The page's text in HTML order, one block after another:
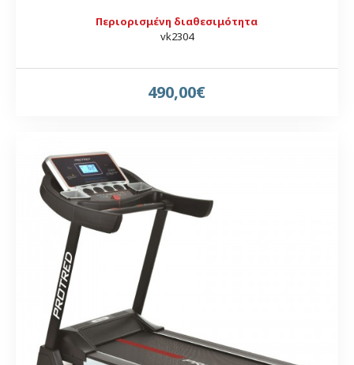
Περιορισμένη διαθεσιμότητα
vk2304
490,00€